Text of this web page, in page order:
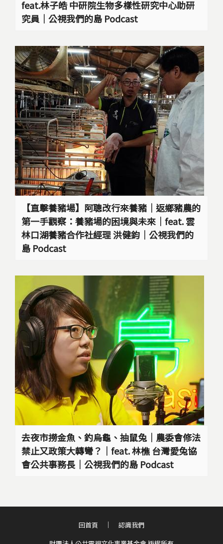
feat.林子皓 中研院生物多樣性研究中心助研
究員｜公視我們的島 Podcast
【直擊養豬場】阿聰改行來養豬｜返鄉豬農的
第一手觀察：養豬場的困境與未來｜feat. 雲
林口湖養豬合作社經理 洪健鈞｜公視我們的
島 Podcast
去夜市撈金魚、釣烏龜、抽鼠兔｜農委會修法
禁止又政策大轉彎？｜feat. 林樵 台灣愛兔協
會公共事務長｜公視我們的島 Podcast
回首頁 認識我們